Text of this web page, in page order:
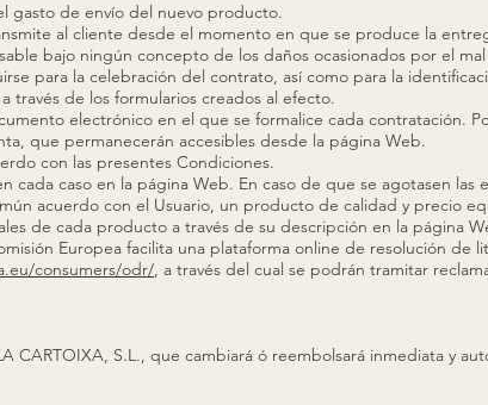
gasto de envío del nuevo producto.
al cliente desde el momento en que se produce la
bajo ningún concepto de los daños ocasionados por el
para la celebración del contrato, así como para la
través de los formularios creados al efecto.
electrónico en el que se formalice cada contratación.
que permanecerán accesibles desde la página Web.
con las presentes Condiciones.
cada caso en la página Web. En caso de que se agotasen las
acuerdo con el Usuario, un producto de calidad y precio
de cada producto a través de su descripción en la página
Europea facilita una plataforma online de resolución de
consumers/odr/, a través del cual se podrán tramitar
CARTOIXA, S.L., que cambiará ó reembolsará inmediata y